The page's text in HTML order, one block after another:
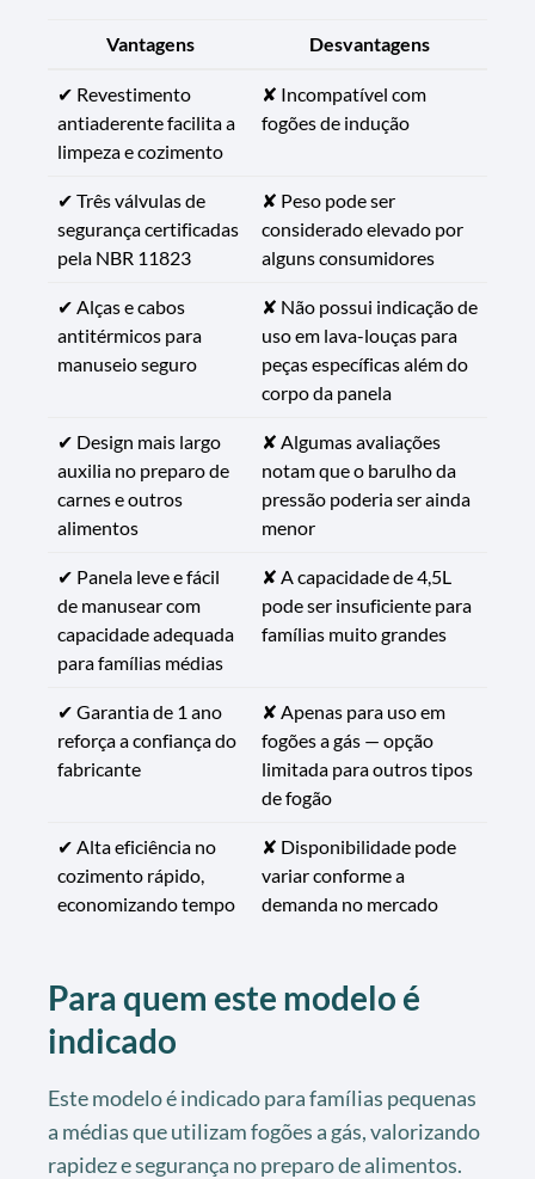
Vantagens Desvantagens
✔ Revestimento
antiaderente facilita a
limpeza e cozimento
✘ Incompatível com
fogões de indução
✔ Três válvulas de
segurança certificadas
pela NBR 11823
✘ Peso pode ser
considerado elevado por
alguns consumidores
✔ Alças e cabos
antitérmicos para
manuseio seguro
✘ Não possui indicação de
uso em lava-louças para
peças específicas além do
corpo da panela
✔ Design mais largo
auxilia no preparo de
carnes e outros
alimentos
✘ Algumas avaliações
notam que o barulho da
pressão poderia ser ainda
menor
✔ Panela leve e fácil
de manusear com
capacidade adequada
para famílias médias
✘ A capacidade de 4,5L
pode ser insuficiente para
famílias muito grandes
✔ Garantia de 1 ano
reforça a confiança do
fabricante
✘ Apenas para uso em
fogões a gás — opção
limitada para outros tipos
de fogão
✔ Alta eficiência no
cozimento rápido,
economizando tempo
✘ Disponibilidade pode
variar conforme a
demanda no mercado
Para quem este modelo é
indicado
Este modelo é indicado para famílias pequenas
a médias que utilizam fogões a gás, valorizando
rapidez e segurança no preparo de alimentos.